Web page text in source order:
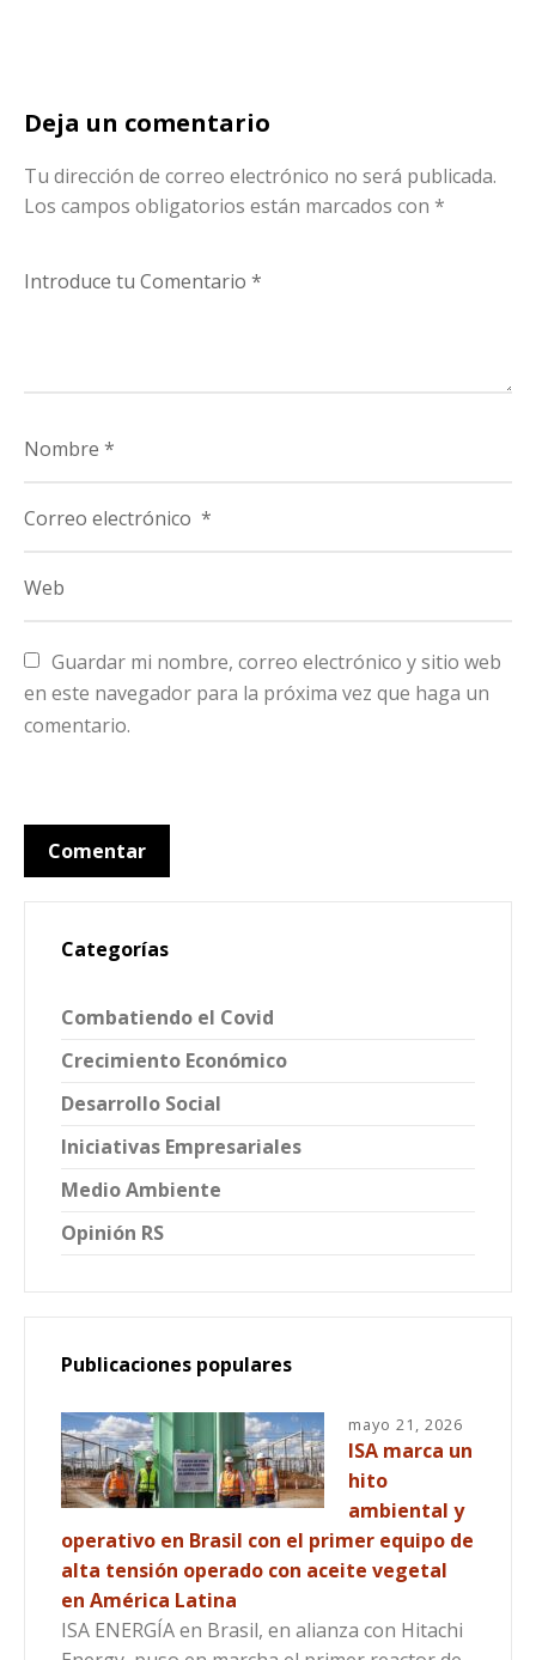
Deja un comentario
Tu dirección de correo electrónico no será publicada.
Los campos obligatorios están marcados con *
Guardar mi nombre, correo electrónico y sitio web
en este navegador para la próxima vez que haga un
comentario.
Categorías
Combatiendo el Covid
Crecimiento Económico
Desarrollo Social
Iniciativas Empresariales
Medio Ambiente
Opinión RS
Publicaciones populares
mayo 21, 2026
ISA marca un
hito
ambiental y
operativo en Brasil con el primer equipo de
alta tensión operado con aceite vegetal
en América Latina
ISA ENERGÍA en Brasil, en alianza con Hitachi